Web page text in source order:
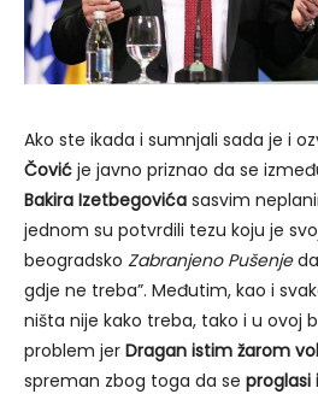
Ako ste ikada i sumnjali sada je i
Čović je javno priznao da se
Bakira Izetbegovića sasvim
jednom su potvrdili tezu koju je
beogradsko Zabranjeno Pušenje
gdje ne treba”. Međutim, kao i
ništa nije kako treba, tako i u ovoj
problem jer Dragan istim žarom
spreman zbog toga da se proglasi